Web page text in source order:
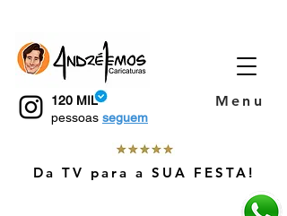
120 MIL
pessoas seguem
Menu
Da TV para a SUA FESTA!